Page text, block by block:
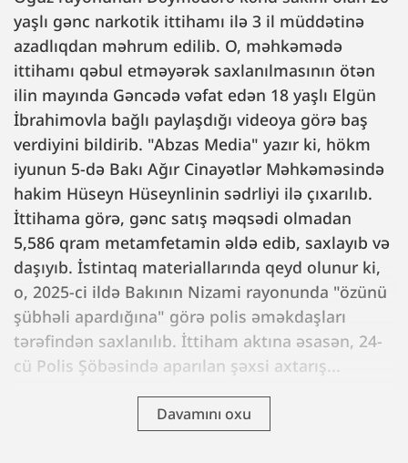
yaşlı gənc narkotik ittihamı ilə 3 il müddətinə
azadlıqdan məhrum edilib. O, məhkəmədə
ittihamı qəbul etməyərək saxlanılmasının ötən
ilin mayında Gəncədə vəfat edən 18 yaşlı Elgün
İbrahimovla bağlı paylaşdığı videoya görə baş
verdiyini bildirib. "Abzas Media" yazır ki, hökm
iyunun 5-də Bakı Ağır Cinayətlər Məhkəməsində
hakim Hüseyn Hüseynlinin sədrliyi ilə çıxarılıb.
İttihama görə, gənc satış məqsədi olmadan
5,586 qram metamfetamin əldə edib, saxlayıb və
daşıyıb. İstintaq materiallarında qeyd olunur ki,
o, 2025-ci ildə Bakının Nizami rayonunda "özünü
şübhəli apardığına" görə polis əməkdaşları
tərəfindən saxlanılıb. İttiham aktına əsasən, 24-
cü Polis Şöbəsində aparılan şəxsi axtarış...
Davamını oxu